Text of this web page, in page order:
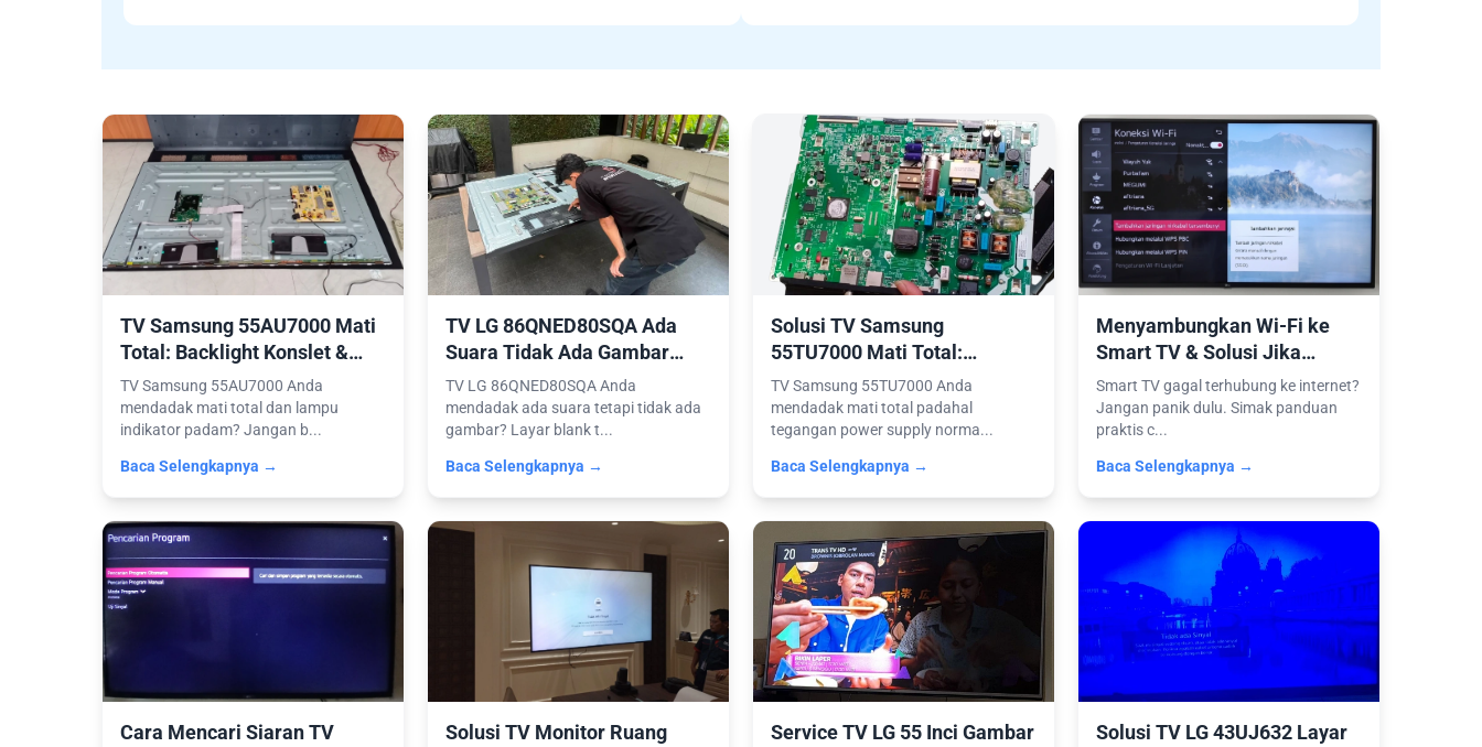
TV Samsung 55AU7000 Mati
Total: Backlight Konslet &
Service Power Supply
TV Samsung 55AU7000 Anda
mendadak mati total dan lampu
indikator padam? Jangan b...
Baca Selengkapnya →
TV LG 86QNED80SQA Ada
Suara Tidak Ada Gambar
(Service Modul T-Con)
TV LG 86QNED80SQA Anda
mendadak ada suara tetapi tidak ada
gambar? Layar blank t...
Baca Selengkapnya →
Solusi TV Samsung
55TU7000 Mati Total:
Penyebab & Penggantian
Mainboard
TV Samsung 55TU7000 Anda
mendadak mati total padahal
tegangan power supply norma...
Baca Selengkapnya →
Menyambungkan Wi-Fi ke
Smart TV & Solusi Jika
Jaringan Tidak Terdeteksi
Smart TV gagal terhubung ke internet?
Jangan panik dulu. Simak panduan
praktis c...
Baca Selengkapnya →
Cara Mencari Siaran TV Solusi TV Monitor Ruang Service TV LG 55 Inci Gambar Solusi TV LG 43UJ632 Layar